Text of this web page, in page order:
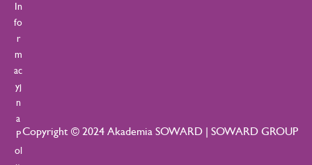
Copyright © 2024 Akademia SOWARD | SOWARD GROUP
In
fo
r
m
ac
yj
n
a
P
ol